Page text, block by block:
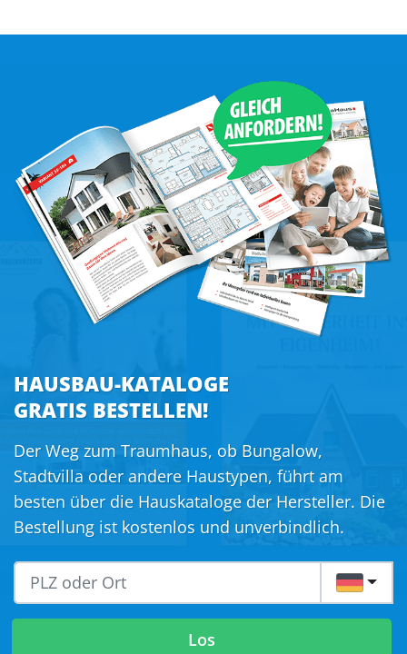
HAUSBAU-KATALOGE
GRATIS BESTELLEN!
Der Weg zum Traumhaus, ob Bungalow,
Stadtvilla oder andere Haustypen, führt am
besten über die Hauskataloge der Hersteller. Die
Bestellung ist kostenlos und unverbindlich.
DE
Los